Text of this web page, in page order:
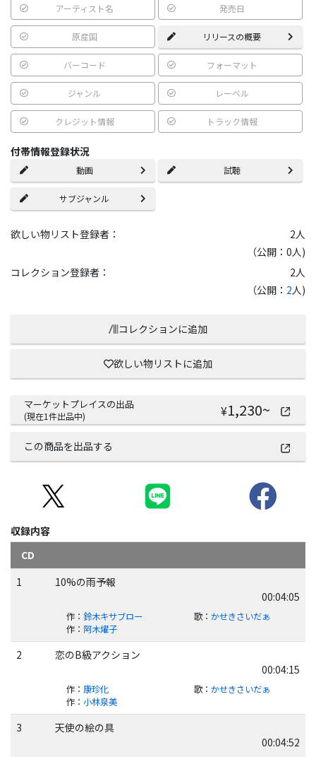
アーティスト名 発売日
原産国 リリースの概要
バーコード フォーマット
ジャンル レーベル
クレジット情報 トラック情報
付帯情報登録状況
動画 試聴
サブジャンル
欲しい物リスト登録者： 2人
（公開：0人)
コレクション登録者：
2人
（公開： 2人)
コレクションに追加
欲しい物リストに追加
マーケットプレイスの出品
(現在1件出品中) ¥1,230~
この商品を出品する
収録内容
CD
1
10%の雨予報
00:04:05
作： 鈴木キサブロー 歌： かせきさいだぁ
作： 阿木燿子
2
恋のB級アクション
00:04:15
作： 康珍化 歌： かせきさいだぁ
作： 小林泉美
3
天使の絵の具
00:04:52